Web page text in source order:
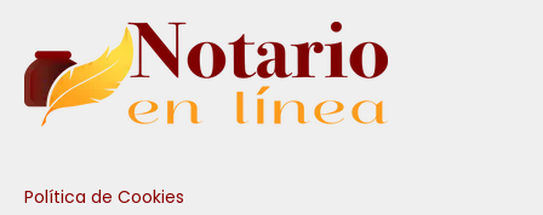
Política de Cookies